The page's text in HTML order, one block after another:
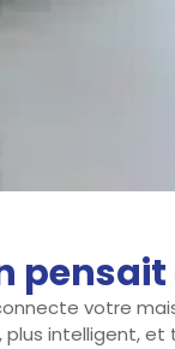
votre
plus intelligent,